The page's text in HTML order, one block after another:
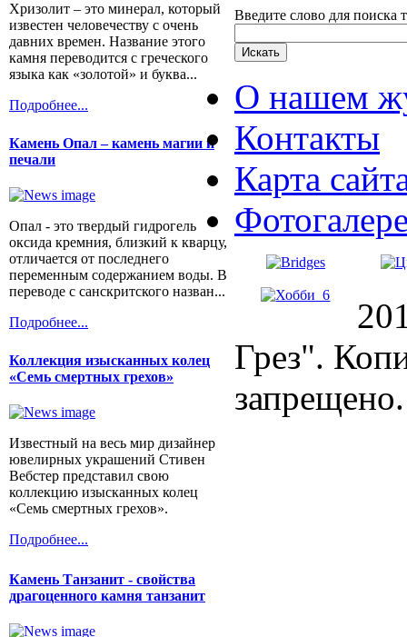
Хризолит – это минерал, который
известен человечеству с очень
давних времен. Название этого
камня переводится с греческого
языка как «золотой» и буква...
Подробнее...
Камень Опал – камень магии и
печали
Опал - это твердый гидрогель
оксида кремния, близкий к кварцу,
отличается от последнего
переменным содержанием воды. В
переводе с санскритского назван...
Подробнее...
Коллекция изысканных колец
«Семь смертных грехов»
Известный на весь мир дизайнер
ювелирных украшений Стивен
Вебстер представил свою
коллекцию изысканных колец
«Семь смертных грехов».
Подробнее...
Камень Танзанит - свойства
драгоценного камня танзанит
Введите слово для поиска
О нашем
Контакты
Карта
Грез".
запрещено.